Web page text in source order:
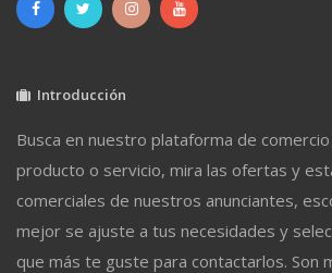
Introducción
Busca en nuestro plataforma de
producto o servicio, mira las ofertas y
comerciales de nuestros anunciantes,
mejor se ajuste a tus necesidades y
que más te guste para contactarlos. Son